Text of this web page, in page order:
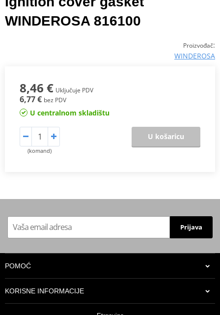
WINDEROSA 816100
Proizvođač:
WINDEROSA
8,46 € Uključuje PDV
6,77 € bez PDV
U centralnom skladištu
(komand)
U košaricu
Prijava
POMOĆ
KORISNE INFORMACIJE